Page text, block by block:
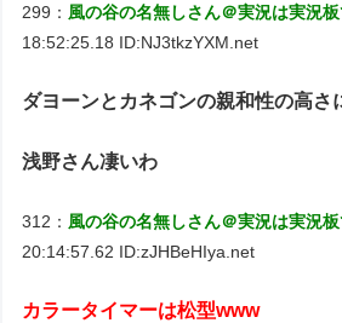
299： 風の谷の名無しさん＠実況は実況
18:52:25.18 ID:NJ3tkzYXM.net
ダヨーンとカネゴンの親和性の高さ
浅野さん凄いわ
312： 風の谷の名無しさん＠実況は実況
20:14:57.62 ID:zJHBeHIya.net
カラータイマーは松型www